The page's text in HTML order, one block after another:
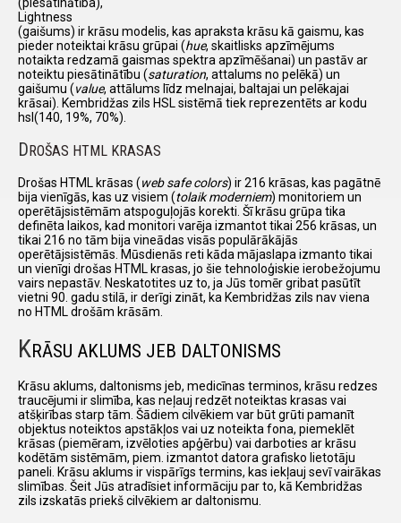
Lightness
(gaišums) ir krāsu modelis, kas apraksta krāsu kā gaismu, kas
pieder noteiktai krāsu grūpai (hue, skaitlisks apzīmējums
notaikta redzamā gaismas spektra apzīmēšanai) un pastāv ar
noteiktu piesātinātību (saturation, attalums no pelēkā) un
gaišumu (value, attālums līdz melnajai, baltajai un pelēkajai
krāsai). Kembridžas zils HSL sistēmā tiek reprezentēts ar kodu
hsl(140, 19%, 70%).
D ROŠAS HTML KRASAS
Drošas HTML krāsas (web safe colors) ir 216 krāsas, kas pagātnē
bija vienīgās, kas uz visiem (tolaik moderniem) monitoriem un
operētājsistēmām atspoguļojās korekti. Šī krāsu grūpa tika
definēta laikos, kad monitori varēja izmantot tikai 256 krāsas, un
tikai 216 no tām bija vineādas visās populārākājās
operētājsistēmās. Mūsdienās reti kāda mājaslapa izmanto tikai
un vienīgi drošas HTML krasas, jo šie tehnoloģiskie ierobežojumu
vairs nepastāv. Neskatotites uz to, ja Jūs tomēr gribat pasūtīt
vietni 90. gadu stilā, ir derīgi zināt, ka Kembridžas zils nav viena
no HTML drošām krāsām.
KRĀSU AKLUMS JEB DALTONISMS
Krāsu aklums, daltonisms jeb, medicīnas terminos, krāsu redzes
traucējumi ir slimība, kas neļauj redzēt noteiktas krasas vai
atšķirības starp tām. Šādiem cilvēkiem var būt grūti pamanīt
objektus noteiktos apstākļos vai uz noteikta fona, piemeklēt
krāsas (piemēram, izvēloties apģērbu) vai darboties ar krāsu
kodētām sistēmām, piem. izmantot datora grafisko lietotāju
paneli. Krāsu aklums ir vispārīgs termins, kas iekļauj sevī vairākas
slimības. Šeit Jūs atradīsiet informāciju par to, kā Kembridžas
zils izskatās priekš cilvēkiem ar daltonismu.